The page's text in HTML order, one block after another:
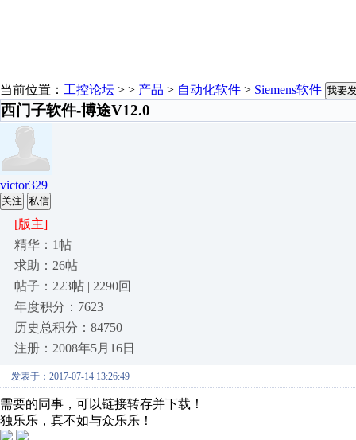
当前位置： 工控论坛 > > 产品 > 自动化软件 > Siemens软件 我要
西门子软件-博途V12.0
victor329
关注 私信
[版主]
精华：1帖
求助：26帖
帖子：223帖 | 2290回
年度积分：7623
历史总积分：84750
注册：2008年5月16日
发表于：2017-07-14 13:26:49
需要的同事，可以链接转存并下载！
独乐乐，真不如与众乐乐！